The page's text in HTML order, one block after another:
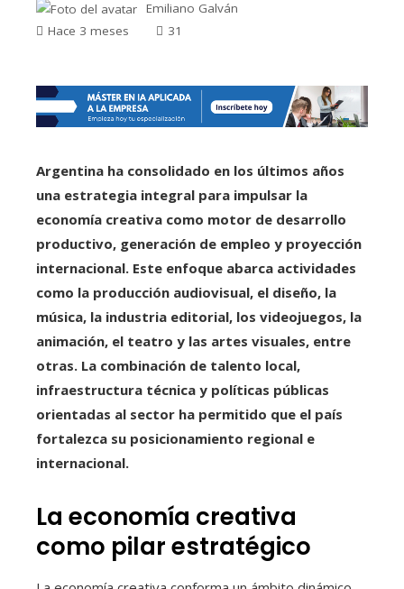
Emiliano Galván
Hace 3 meses
31
Argentina ha consolidado en los últimos años
una estrategia integral para impulsar la
economía creativa como motor de desarrollo
productivo, generación de empleo y proyección
internacional. Este enfoque abarca actividades
como la producción audiovisual, el diseño, la
música, la industria editorial, los videojuegos, la
animación, el teatro y las artes visuales, entre
otras. La combinación de talento local,
infraestructura técnica y políticas públicas
orientadas al sector ha permitido que el país
fortalezca su posicionamiento regional e
internacional.
La economía creativa
como pilar estratégico